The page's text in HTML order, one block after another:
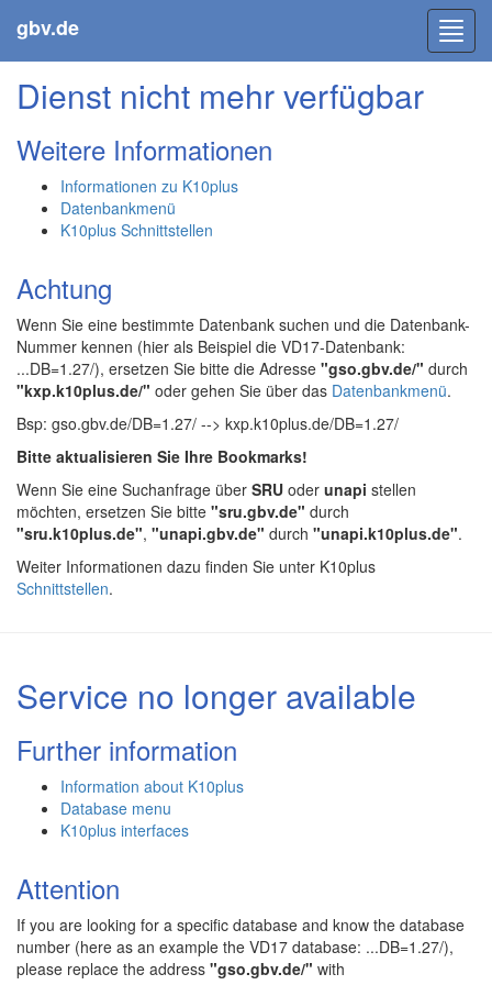
gbv.de
Dienst nicht mehr verfügbar
Weitere Informationen
Informationen zu K10plus
Datenbankmenü
K10plus Schnittstellen
Achtung
Wenn Sie eine bestimmte Datenbank suchen und die Datenbank-
Nummer kennen (hier als Beispiel die VD17-Datenbank:
...DB=1.27/), ersetzen Sie bitte die Adresse "gso.gbv.de/" durch
"kxp.k10plus.de/" oder gehen Sie über das Datenbankmenü.
Bsp: gso.gbv.de/DB=1.27/ --> kxp.k10plus.de/DB=1.27/
Bitte aktualisieren Sie Ihre Bookmarks!
Wenn Sie eine Suchanfrage über SRU oder unapi stellen
möchten, ersetzen Sie bitte "sru.gbv.de" durch
"sru.k10plus.de", "unapi.gbv.de" durch "unapi.k10plus.de".
Weiter Informationen dazu finden Sie unter K10plus
Schnittstellen.
Service no longer available
Further information
Information about K10plus
Database menu
K10plus interfaces
Attention
If you are looking for a specific database and know the database
number (here as an example the VD17 database: ...DB=1.27/),
please replace the address "gso.gbv.de/" with